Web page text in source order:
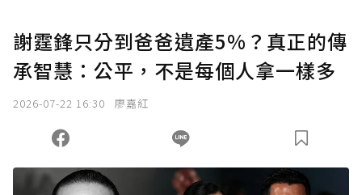
謝霆鋒只分到爸爸遺產5%？真正的傳
承智慧：公平，不是每個人拿一樣多
2026-07-22 16:30 廖嘉紅